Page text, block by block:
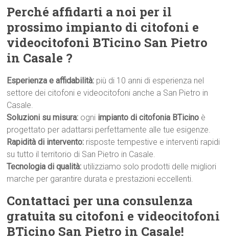
Perché affidarti a noi per il
prossimo impianto di citofoni e
videocitofoni BTicino San Pietro
in Casale ?
Esperienza e affidabilità: più di 10 anni di esperienza nel
settore dei citofoni e videocitofoni anche a San Pietro in
Casale.
Soluzioni su misura: ogni impianto di citofonia BTicino è
progettato per adattarsi perfettamente alle tue esigenze.
Rapidità di intervento: risposte tempestive e interventi rapidi
su tutto il territorio di San Pietro in Casale.
Tecnologia di qualità: utilizziamo solo prodotti delle migliori
marche per garantire durata e prestazioni eccellenti.
Contattaci per una consulenza
gratuita su citofoni e videocitofoni
BTicino San Pietro in Casale!